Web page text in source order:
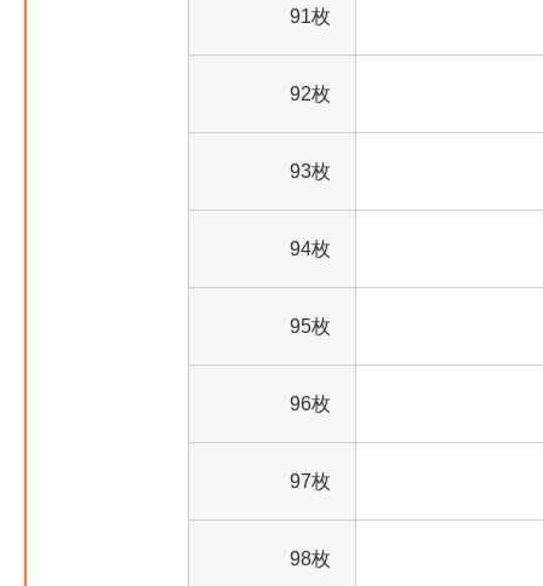
91枚
92枚
93枚
94枚
95枚
96枚
97枚
98枚